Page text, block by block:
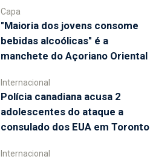
Capa
"Maioria dos jovens consome
bebidas alcoólicas" é a
manchete do Açoriano Oriental
Internacional
Polícia canadiana acusa 2
adolescentes do ataque a
consulado dos EUA em Toronto
Internacional